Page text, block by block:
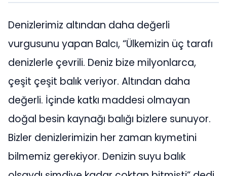
Denizlerimiz altından daha değerli
vurgusunu yapan Balcı, “Ülkemizin üç tarafı
denizlerle çevrili. Deniz bize milyonlarca,
çeşit çeşit balık veriyor. Altından daha
değerli. İçinde katkı maddesi olmayan
doğal besin kaynağı balığı bizlere sunuyor.
Bizler denizlerimizin her zaman kıymetini
bilmemiz gerekiyor. Denizin suyu balık